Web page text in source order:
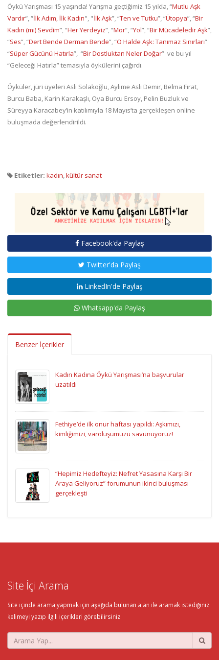
Öykü Yarışması 15 yaşında! Yarışma geçtiğimiz 15 yılda, “Mutlu Aşk
Vardır”, “İlk Adım, İlk Kadın", "İlk Aşk”, “Ten ve Tutku”, “Ütopya”, “Bir
Kadın (mı) Sevdim”, “Her Yerdeyiz”, “Mor”, “Yol”, “Bir Mücadeledir Aşk”,
“Ses”, “Dert Bende Derman Bende”, “O Halde Aşk: Tanımaz Sınırları”
“Süper Gücünü Hatırla”, “Bir Dostluktan Neler Doğar” ve bu yıl
“Geleceği Hatırla” temasıyla öykülerini çağırdı.
Öyküler, jüri üyeleri Aslı Solakoğlu, Aylime Aslı Demir, Belma Fırat,
Burcu Baba, Karin Karakaşlı, Oya Burcu Ersoy, Pelin Buzluk ve
Süreyya Karacabey’in katılımıyla 18 Mayıs’ta gerçekleşen online
buluşmada değerlendirildi.
Etiketler: kadın,kültür sanat
Facebook'da Paylaş
Twitter'da Paylaş
LinkedIn'de Paylaş
Whatsapp'da Paylaş
Benzer İçerikler
Kadın Kadına Öykü Yarışması’na başvurular
uzatıldı
Fethiye’de ilk onur haftası yapıldı: Aşkımızı,
kimliğimizi, varoluşumuzu savunuyoruz!
“Hepimiz Hedefteyiz: Nefret Yasasına Karşı Bir
Araya Geliyoruz” forumunun ikinci buluşması
gerçekleşti
Site İçi Arama
Site içinde arama yapmak için aşağıda bulunan alan ile aramak istediğiniz
kelimeyi yazıp ilgili içerikleri görebilirsiniz.